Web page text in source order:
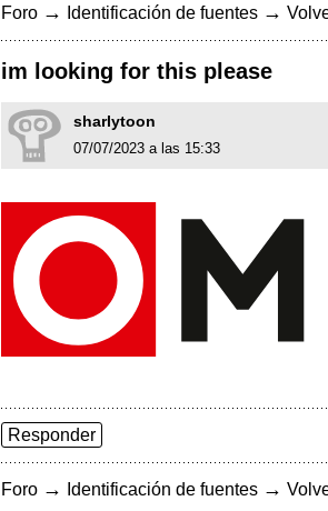
Foro → Identificación de fuentes →
im looking for this please
sharlytoon
07/07/2023 a las 15:33
Responder
Foro → Identificación de fuentes →